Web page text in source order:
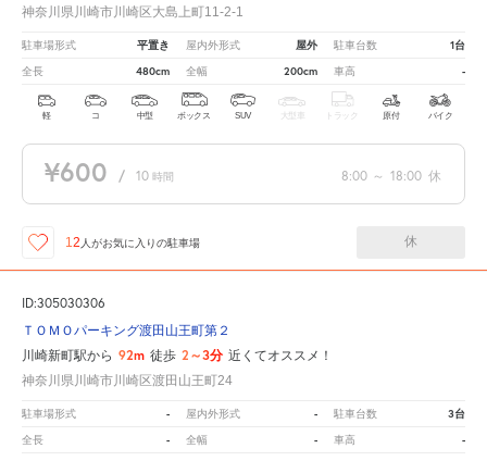
神奈川県川崎市川崎区大島上町11-2-1
駐車場形式 平置き 屋内外形式 屋外 駐車台数 1台
全長 480cm 全幅 200cm 車高 -
軽 コ 中型 ボックス SUV 大型車 トラック 原付 バイク
¥600 / 10 時間 8:00 ～ 18:00 休
12 人がお気に入りの駐車場 休
ID:305030306
ＴＯＭＯパーキング渡田山王町第２
川崎新町駅から 92m 徒歩 2～3分 近くてオススメ！
神奈川県川崎市川崎区渡田山王町24
駐車場形式 - 屋内外形式 - 駐車台数 3台
全長 - 全幅 - 車高 -